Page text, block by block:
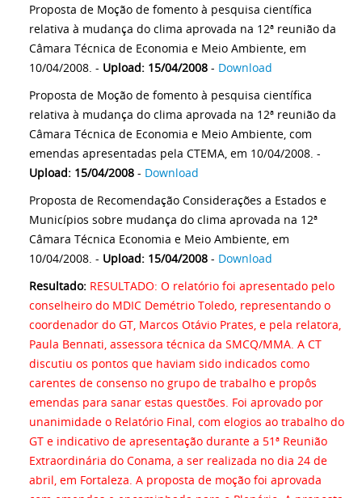
Proposta de Moção de fomento à pesquisa científica
relativa à mudança do clima aprovada na 12ª reunião da
Câmara Técnica de Economia e Meio Ambiente, em
10/04/2008. - Upload: 15/04/2008 - Download
Proposta de Moção de fomento à pesquisa científica
relativa à mudança do clima aprovada na 12ª reunião da
Câmara Técnica de Economia e Meio Ambiente, com
emendas apresentadas pela CTEMA, em 10/04/2008. -
Upload: 15/04/2008 - Download
Proposta de Recomendação Considerações a Estados e
Municípios sobre mudança do clima aprovada na 12ª
Câmara Técnica Economia e Meio Ambiente, em
10/04/2008. - Upload: 15/04/2008 - Download
Resultado: RESULTADO: O relatório foi apresentado pelo
conselheiro do MDIC Demétrio Toledo, representando o
coordenador do GT, Marcos Otávio Prates, e pela relatora,
Paula Bennati, assessora técnica da SMCQ/MMA. A CT
discutiu os pontos que haviam sido indicados como
carentes de consenso no grupo de trabalho e propôs
emendas para sanar estas questões. Foi aprovado por
unanimidade o Relatório Final, com elogios ao trabalho do
GT e indicativo de apresentação durante a 51ª Reunião
Extraordinária do Conama, a ser realizada no dia 24 de
abril, em Fortaleza. A proposta de moção foi aprovada